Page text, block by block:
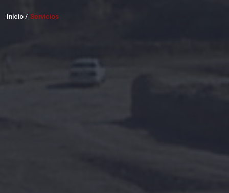
Inicio / Servicios